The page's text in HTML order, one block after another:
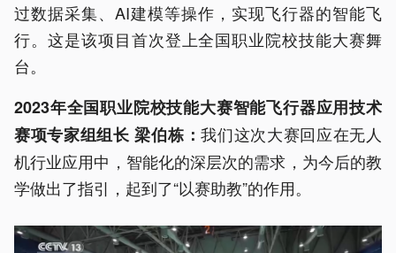
过数据采集、AI建模等操作，实现飞行器的智能飞
行。这是该项目首次登上全国职业院校技能大赛舞
台。
2023年全国职业院校技能大赛智能飞行器应用技术
赛项专家组组长 梁伯栋：我们这次大赛回应在无人
机行业应用中，智能化的深层次的需求，为今后的教
学做出了指引，起到了“以赛助教”的作用。